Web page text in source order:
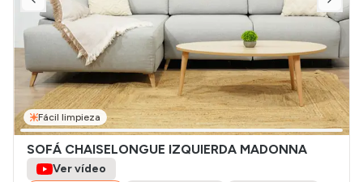
Fácil limpieza
SOFÁ CHAISELONGUE IZQUIERDA MADONNA
Ver vídeo